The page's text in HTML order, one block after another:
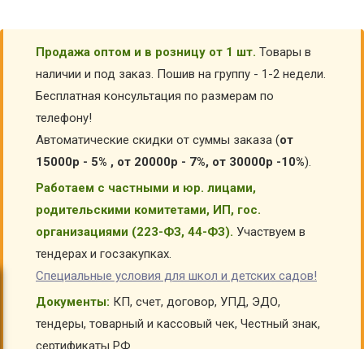
Продажа оптом и в розницу от 1 шт. Товары в
наличии и под заказ. Пошив на группу - 1-2 недели.
Бесплатная консультация по размерам по
телефону!
Автоматические скидки от суммы заказа (от
15000р - 5% , от 20000р - 7%, от 30000р -10%).
Работаем с частными и юр. лицами,
родительскими комитетами, ИП, гос.
организациями (223-ФЗ, 44-ФЗ). Участвуем в
тендерах и госзакупках.
Специальные условия для школ и детских садов!
Документы: КП, счет, договор, УПД, ЭДО,
тендеры, товарный и кассовый чек, Честный знак,
сертификаты РФ.